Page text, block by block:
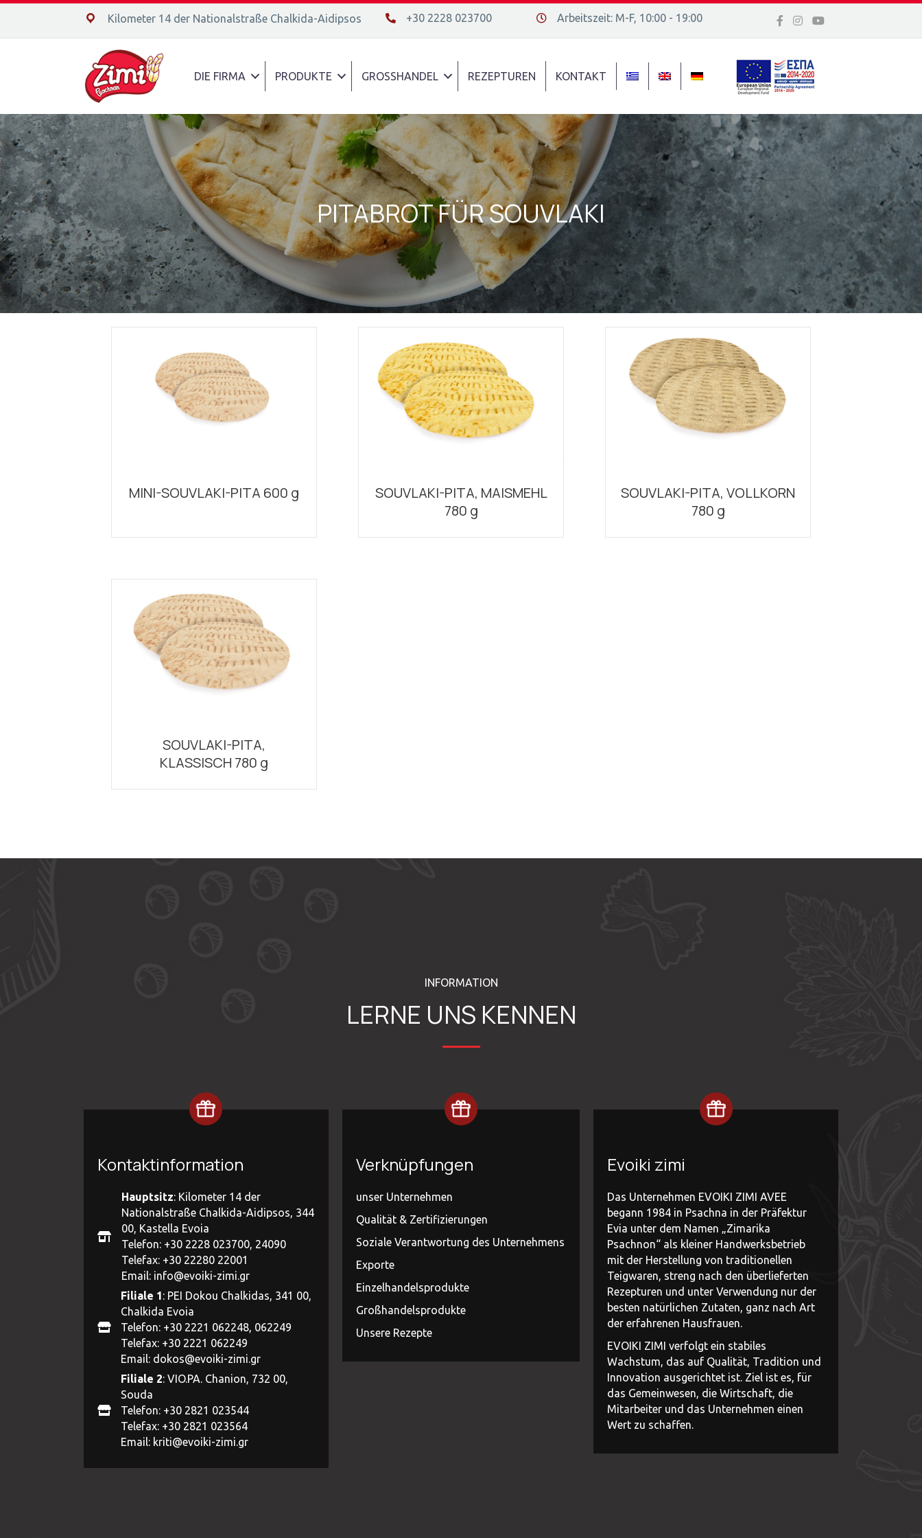
14ο χλμ. Ε.Ο. Χαλκίδας – Αιδηψού, 34400
Kilometer 14 der Nationalstraße Chalkida-Aidipsos +30 2228 023700
+30 2228 023700 Διεύθυνση οδός 16, Ελλάδα
Arbeitszeit: Μ-F, 10:00 - 19:00
DIE FIRMA PRODUKTE GROSSHANDEL REZEPTUREN KONTAKT
PITABROT FÜR SOUVLAKI
MINI-SOUVLAKI-PITA 600 g
SOUVLAKI-PITA, MAISMEHL
780 g
SOUVLAKI-PITA, VOLLKORN
780 g
SOUVLAKI-PITA,
KLASSISCH 780 g
INFORMATION
LERNE UNS KENNEN
Kontaktinformation
Hauptsitz: Kilometer 14 der
Nationalstraße Chalkida-Aidipsos, 344
00, Kastella Evoia
Telefon: +30 2228 023700, 24090
Telefax: +30 22280 22001
Email: info@evoiki-zimi.gr
Filiale 1: PEI Dokou Chalkidas, 341 00,
Chalkida Evoia
Telefon: +30 2221 062248, 062249
Telefax: +30 2221 062249
Email: dokos@evoiki-zimi.gr
Filiale 2: VIO.PA. Chanion, 732 00,
Souda
Telefon: +30 2821 023544
Telefax: +30 2821 023564
Email: kriti@evoiki-zimi.gr
Verknüpfungen
unser Unternehmen
Qualität & Zertifizierungen
Soziale Verantwortung des Unternehmens
Exporte
Einzelhandelsprodukte
Großhandelsprodukte
Unsere Rezepte
Evoiki zimi
Das Unternehmen EVOIKI ZIMI AVEE
begann 1984 in Psachna in der Präfektur
Evia unter dem Namen „Zimarika
Psachnon“ als kleiner Handwerksbetrieb
mit der Herstellung von traditionellen
Teigwaren, streng nach den überlieferten
Rezepturen und unter Verwendung nur der
besten natürlichen Zutaten, ganz nach Art
der erfahrenen Hausfrauen.
EVOIKI ZIMI verfolgt ein stabiles
Wachstum, das auf Qualität, Tradition und
Innovation ausgerichtet ist. Ziel ist es, für
das Gemeinwesen, die Wirtschaft, die
Mitarbeiter und das Unternehmen einen
Wert zu schaffen.